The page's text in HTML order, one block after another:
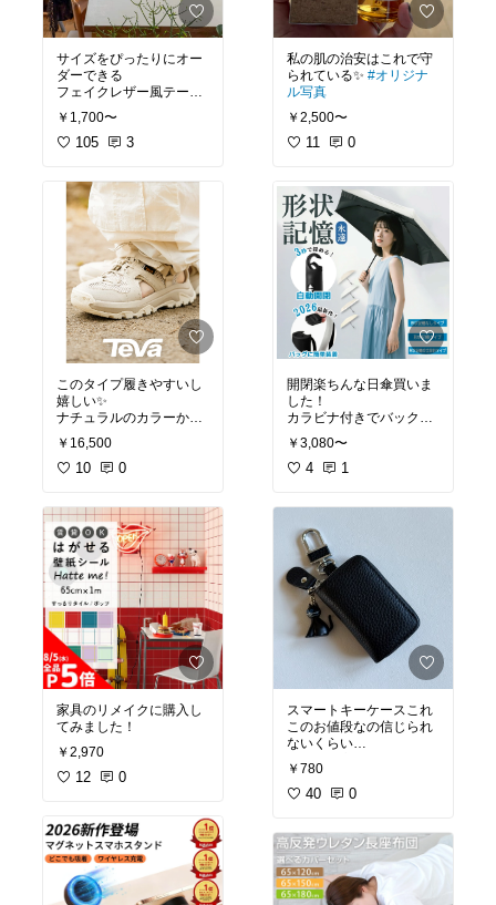
サイズをぴったりにオー
ダーできる
フェイクレザー風テーブ
ルマット✨
乗せるだけで長年使った
ダイニングテーブルが
撥水加工で傷もつきづら
いし本当にずれない！
カラーも13色あって全部
ナチュラルでかわいい❣️
角のカットもオーダーで
ラウンドに変更可能👌
#オリジナル写真
￥1,700〜
105 3
このタイプ履きやすいし
嬉しい✨
ナチュラルのカラーかわ
いいよ
￥16,500
10 0
家具のリメイクに購入し
てみました！
￥2,970
12 0
私の肌の治安はこれで守
られている✨ #オリジナ
ル写真
￥2,500〜
11 0
開閉楽ちんな日傘買いま
した！
カラビナ付きでバックバ
ックの中で迷子にならな
そう✨今日から使ってみ
る☺️
￥3,080〜
4 1
スマートキーケースこれ
このお値段なの信じられ
ないくらい
しっかり高級感‼️
#オリジナル写真
￥780
40 0